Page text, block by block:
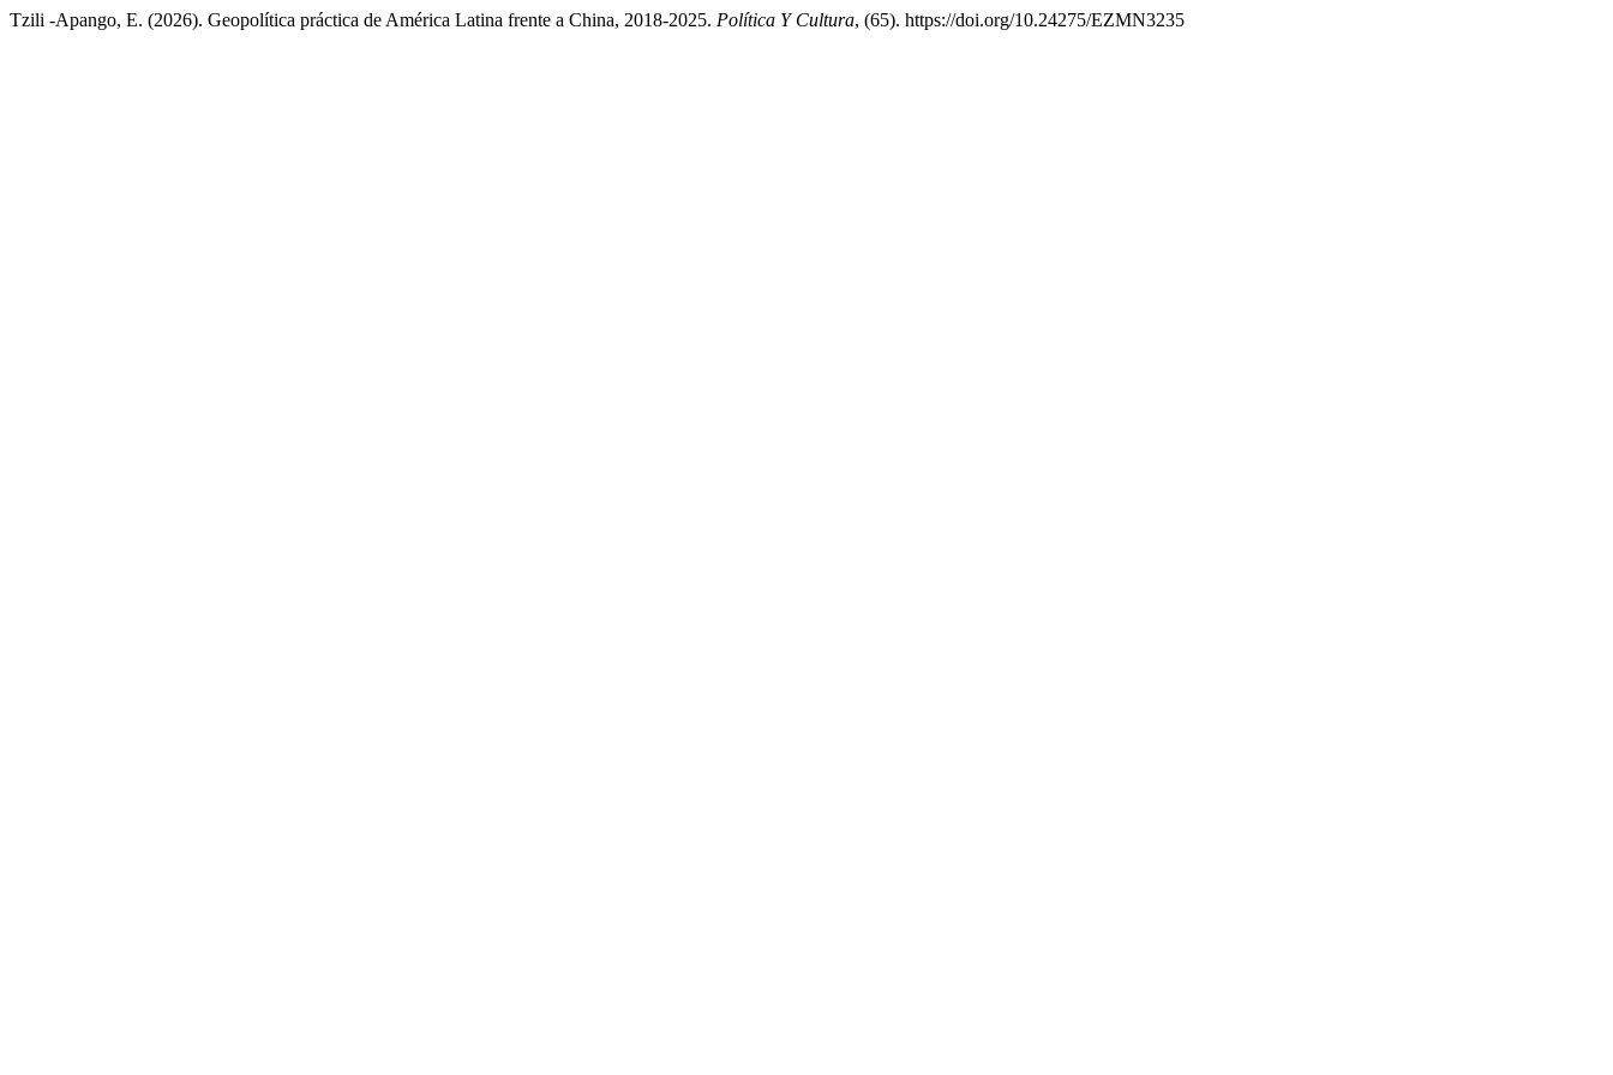
Tzili -Apango, E. (2026). Geopolítica práctica de América Latina frente a China, 2018-2025. Política Y Cultura, (65). https://doi.org/10.24275/EZMN3235